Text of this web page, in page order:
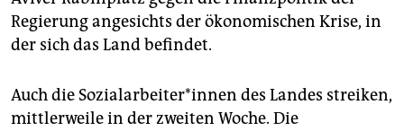
Regierung angesichts der ökonomischen Krise, in
der sich das Land befindet.
Auch die Sozialarbeiter*innen des Landes streiken,
mittlerweile in der zweiten Woche. Die